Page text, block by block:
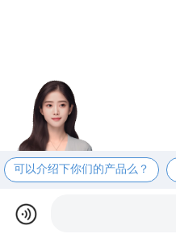
可以介绍下你们的产品么？